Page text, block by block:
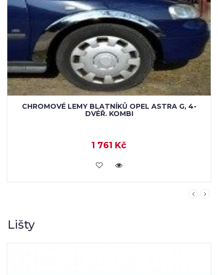
CHROMOVÉ LEMY BLATNÍKŮ OPEL ASTRA G, 4-
DVÉŘ. KOMBI
1 761 Kč
KOUPIT
Lišty